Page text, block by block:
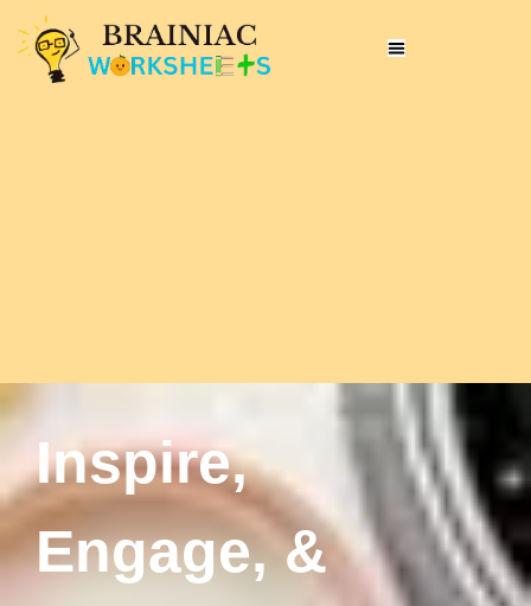
Inspire,
Engage, &